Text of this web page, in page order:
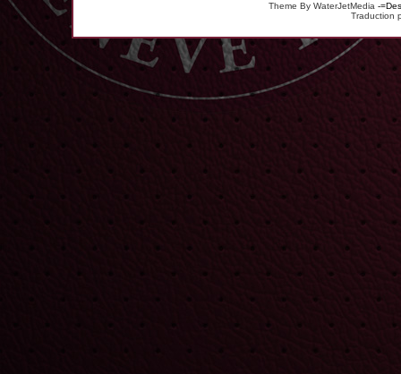
Theme By WaterJetMedia -
Traduction